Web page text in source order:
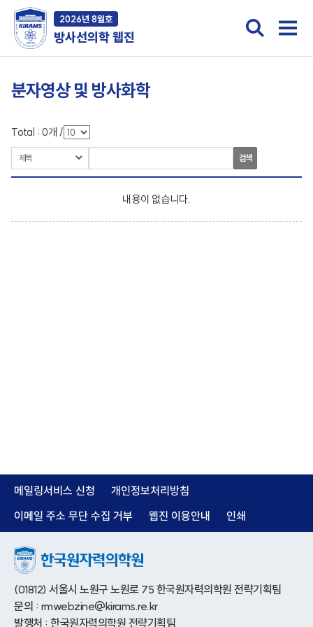
2026년 8월호
방사선의학 웹진
분자영상 및 방사화학
Total :0개 /
검색
내용이 없습니다.
메일링서비스 신청
개인정보처리방침
이메일 주소 무단 수집 거부
웹진 이용안내 인쇄
(01812) 서울시 노원구 노원로 75 한국원자력의학원 전략기획팀
문의 : rmwebzine@kirams.re.kr
발행처 : 한국원자력의학원 전략기획팀